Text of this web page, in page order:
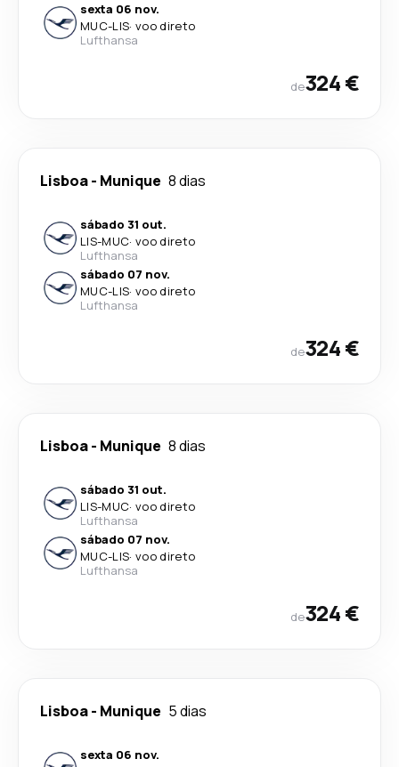
sexta 06 nov.
MUC-LIS· voo direto
Lufthansa
de324 €
Lisboa- Munique 8 dias
sábado 31 out.
LIS-MUC· voo direto
Lufthansa
sábado 07 nov.
MUC-LIS· voo direto
Lufthansa
de324 €
Lisboa- Munique 8 dias
sábado 31 out.
LIS-MUC· voo direto
Lufthansa
sábado 07 nov.
MUC-LIS· voo direto
Lufthansa
de324 €
Lisboa- Munique 5 dias
sexta 06 nov.